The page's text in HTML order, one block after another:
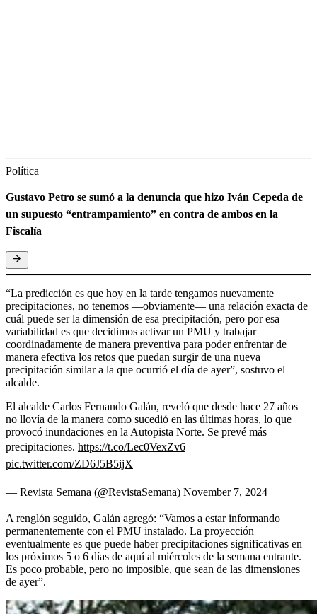
Política
Gustavo Petro se sumó a la denuncia que hizo Iván Cepeda de
un supuesto “entrampamiento” en contra de ambos en la
Fiscalía
“La predicción es que hoy en la tarde tengamos nuevamente
precipitaciones, no tenemos —obviamente— una relación exacta de
cuál puede ser la dimensión de esa precipitación, pero por esa
variabilidad es que decidimos activar un PMU y trabajar
coordinadamente de manera preventiva para poder enfrentar de
manera efectiva los retos que puedan surgir de una nueva
precipitación similar a la que ocurrió el día de ayer”, sostuvo el
alcalde.
El alcalde Carlos Fernando Galán, reveló que desde hace 27 años
no llovía de la manera como sucedió en las últimas horas, lo que
provocó inundaciones en la Autopista Norte. Se prevé más
precipitaciones. https://t.co/Lec0VexZv6
pic.twitter.com/ZD6J5B5ijX
— Revista Semana (@RevistaSemana) November 7, 2024
A renglón seguido, Galán agregó: “Vamos a estar informando
permanentemente con el PMU instalado. La proyección
eventualmente es que puede haber precipitaciones significativas en
los próximos 5 o 6 días de aquí al miércoles de la semana entrante.
Es poco probable, pero no imposible, que sean de las dimensiones
de ayer”.